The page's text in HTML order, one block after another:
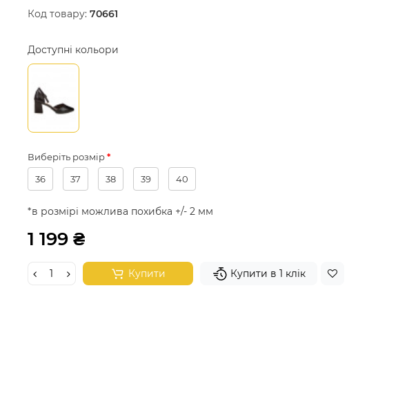
Код товару: 70661
Доступні кольори
Виберіть розмір
36
37 38 39 40
*в розмірі можлива похибка +/- 2 мм
1 199 ₴
Купити Купити в 1 клік